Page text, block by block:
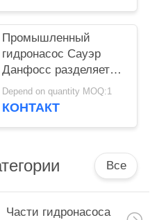
Промышленный
гидронасос Сауэр
Данфосс разделяет
ПВ90Р30 ПВ90Р42
ПВ90Р55 ПВ90Р75
Depend on quantity MOQ:1
КОНТАКТ
Все
Части гидронасоса